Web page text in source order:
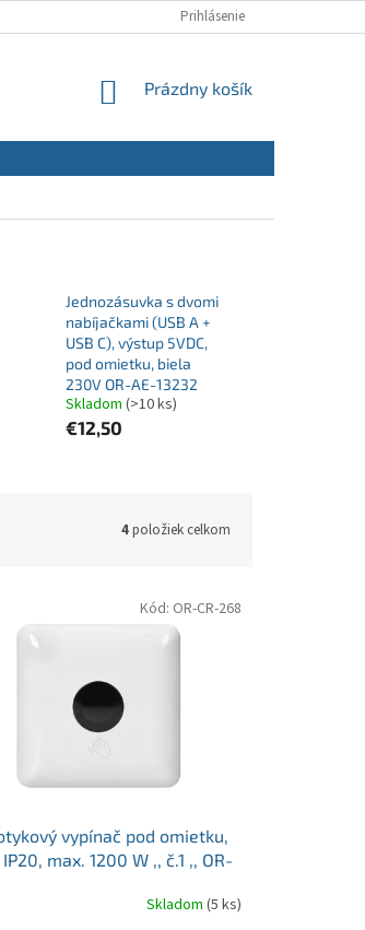
REKLAMAČNÝ FORMULÁR
Prihlásenie
NÁKUPNÝ
Prázdny košík
Jednozásuvka s dvomi
nabíjačkami (USB A +
USB C), výstup 5VDC,
pod omietku, biela
230V OR-AE-13232
Skladom (>10 ks)
€12,50
4položiek celkom
vypínač pod omietku,
max. 1200 W ,, č.1 ,, OR-
Skladom (5 ks)
Kód: OR-CR-268